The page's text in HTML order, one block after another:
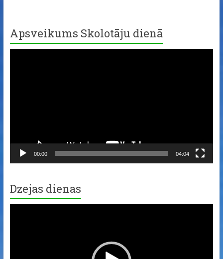
Apsveikums Skolotāju dienā
00:00 04:04
Dzejas dienas